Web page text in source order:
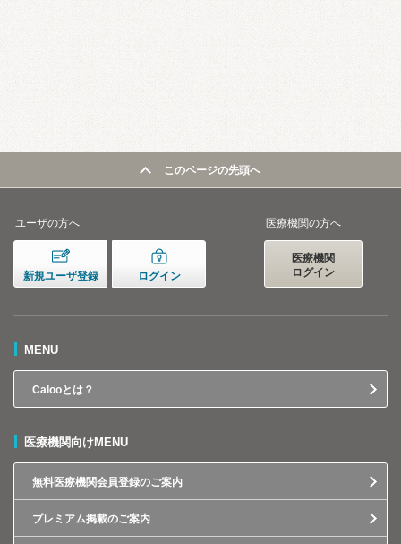
このページの先頭へ
ユーザの方へ
新規ユーザ登録 ログイン
医療機関の方へ
医療機関
ログイン
MENU
Calooとは？
医療機関向けMENU
無料医療機関会員登録のご案内
プレミアム掲載のご案内